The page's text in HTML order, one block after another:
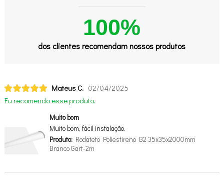
100%
dos clientes recomendam nossos produtos
Mateus C. 02/04/2025
Eu recomendo esse produto.
Muito bom
Muito bom, fácil instalação.
Produto:Rodateto Poliestireno B2 35x35x2000mm
Branco Gart-2m